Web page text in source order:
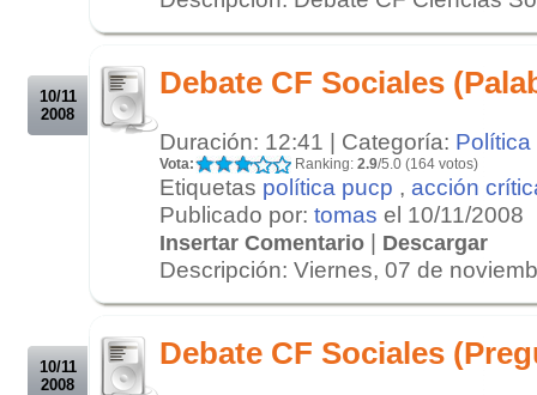
10/11
2008
Debate CF Sociales
Duración: 12:41 | Categoría: Política
Vota: Ranking: 2.9/5.0 (164 votos)
Etiquetas política pucp , acción
Publicado por: tomas el 10/11/2008
Insertar Comentario | Descargar
Descripción: Viernes, 07 de
10/11
2008
Debate CF Sociales